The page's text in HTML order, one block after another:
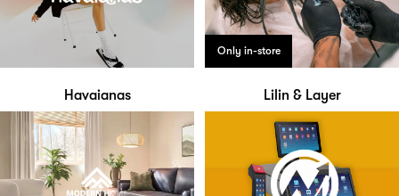
Havaianas
Only in-store
Lilin & Layer